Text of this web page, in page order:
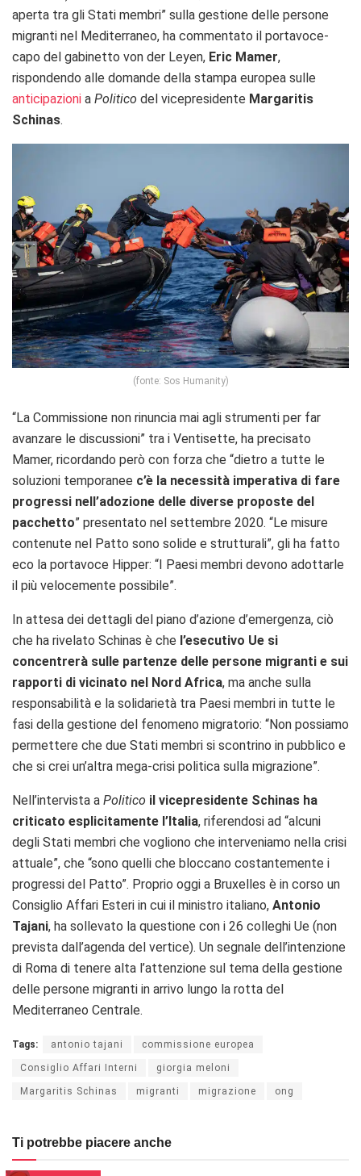
aperta tra gli Stati membri” sulla gestione delle persone
migranti nel Mediterraneo, ha commentato il portavoce-
capo del gabinetto von der Leyen, Eric Mamer,
rispondendo alle domande della stampa europea sulle
anticipazioni a Politico del vicepresidente Margaritis
Schinas.
(fonte: Sos Humanity)
“La Commissione non rinuncia mai agli strumenti per far
avanzare le discussioni” tra i Ventisette, ha precisato
Mamer, ricordando però con forza che “dietro a tutte le
soluzioni temporanee c’è la necessità imperativa di fare
progressi nell’adozione delle diverse proposte del
pacchetto” presentato nel settembre 2020. “Le misure
contenute nel Patto sono solide e strutturali”, gli ha fatto
eco la portavoce Hipper: “I Paesi membri devono adottarle
il più velocemente possibile”.
In attesa dei dettagli del piano d’azione d’emergenza, ciò
che ha rivelato Schinas è che l’esecutivo Ue si
concentrerà sulle partenze delle persone migranti e sui
rapporti di vicinato nel Nord Africa, ma anche sulla
responsabilità e la solidarietà tra Paesi membri in tutte le
fasi della gestione del fenomeno migratorio: “Non possiamo
permettere che due Stati membri si scontrino in pubblico e
che si crei un’altra mega-crisi politica sulla migrazione”.
Nell’intervista a Politico il vicepresidente Schinas ha
criticato esplicitamente l’Italia, riferendosi ad “alcuni
degli Stati membri che vogliono che interveniamo nella crisi
attuale”, che “sono quelli che bloccano costantemente i
progressi del Patto”. Proprio oggi a Bruxelles è in corso un
Consiglio Affari Esteri in cui il ministro italiano, Antonio
Tajani, ha sollevato la questione con i 26 colleghi Ue (non
prevista dall’agenda del vertice). Un segnale dell’intenzione
di Roma di tenere alta l’attenzione sul tema della gestione
delle persone migranti in arrivo lungo la rotta del
Mediterraneo Centrale.
Tags: antonio tajani commissione europea
Consiglio Affari Interni giorgia meloni
Margaritis Schinas migranti migrazione ong
Ti potrebbe piacere anche